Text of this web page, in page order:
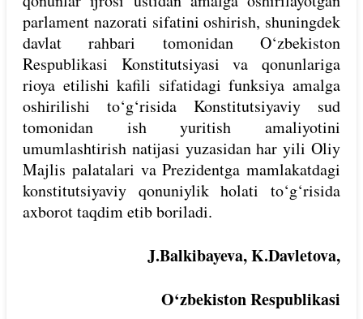
parlament nazorati sifatini oshirish, shuningdek
davlat rahbari tomonidan O‘zbekiston
Respublikasi Konstitutsiyasi va qonunlariga
rioya etilishi kafili sifatidagi funksiya amalga
oshirilishi to‘g‘risida Konstitutsiyaviy sud
tomonidan ish yuritish amaliyotini
umumlashtirish natijasi yuzasidan har yili Oliy
Majlis palatalari va Prezidentga mamlakatdagi
konstitutsiyaviy qonuniylik holati to‘g‘risida
axborot taqdim etib boriladi.
J.Balkibayeva, K.Davletova,
O‘zbekiston Respublikasi